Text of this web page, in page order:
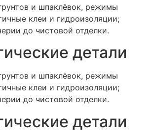
и шпаклёвок, режимы
клеи и гидроизоляции;
до чистовой отделки.
детали
и шпаклёвок, режимы
клеи и гидроизоляции;
до чистовой отделки.
детали